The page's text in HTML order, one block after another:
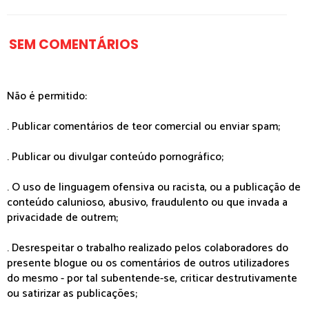
SEM COMENTÁRIOS
Não é permitido:
. Publicar comentários de teor comercial ou enviar spam;
. Publicar ou divulgar conteúdo pornográfico;
. O uso de linguagem ofensiva ou racista, ou a publicação de
conteúdo calunioso, abusivo, fraudulento ou que invada a
privacidade de outrem;
. Desrespeitar o trabalho realizado pelos colaboradores do
presente blogue ou os comentários de outros utilizadores
do mesmo - por tal subentende-se, criticar destrutivamente
ou satirizar as publicações;